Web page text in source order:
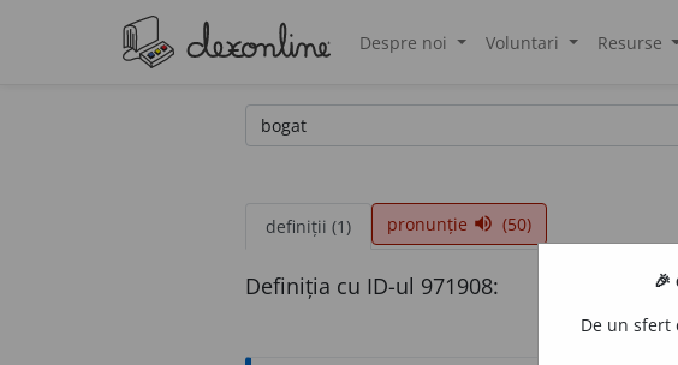
Despre noi Voluntari Resurse
definiții (1) pronunție volume_up (50)
Definiția cu ID-ul 971908: 🎉
De un sfert